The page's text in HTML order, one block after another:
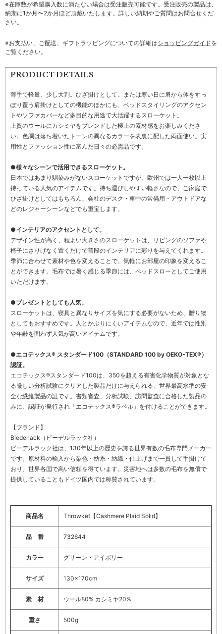
※在庫数が希望購入数に満たない場合は受注販売可能です。受注販売の製品は、
納期に1か月〜2か月ほど頂戴いたします。詳しい納期やご質問はお問合せくだ
さい。
※お支払い、ご配送、ギフトラッピングについての詳細はショッピングガイドを
ご覧ください。
PRODUCT DETAILS
薄手で軽量、少し大判。ひざ掛けとして。または寒い日に肩から体をすっ
ぽり覆う肩掛けとしての機能のほかにも、ベッドスタイリングのアクセン
トやソファカバーなど多目的な用途で大活躍するスローケット。
上質のウールにカシミヤをブレンドした極上の素材感をお楽しみくださ
い。色調は落ち着いたトーンの異なるカラーを表裏に配した両面使い。実
用性とファッション性に富んだ日々の必需品です。
●様々なシーンで活用できるスローケット。
日本ではあまり馴染みがないスローケットですが、欧州では一人一枚以上
持っている人気のアイテムです。持ち運びしやすい軽さなので、ご家庭で
ひざ掛けとしてはもちろん、会社のデスク・車中の常備用・アウトドアな
どのレジャーシーンなどでも重宝します。
●インテリアのアクセントとして。
デザイン性が高く、程よい大きさのスローケットは、リビングのソファや
椅子にさりげなく置くだけで普段のインテリアに彩りを与えてくれます。
季節に合わせて素材や色を変えることで、気軽にお部屋の印象を変えるこ
とができます。毛布では暑く感じる季節には、ベッドスローとしてご使用
いただけます。
●プレゼントとしても人気。
スローケットは、寝具と異なりサイズを気にする必要がないため、贈り物
としてもおすすめです。人とかぶりにくいアイテムなので、近年では性別
や年齢を問わず人気が高いアイテムです。
●エコテックス® スタンダード100（STANDARD 100 by OEKO-TEX®）
認証。
エコテックス®スタンダード100は、350を超える有害化学物質が対象とな
る厳しい分析試験にクリアした製品だけに与えられる、世界最高水準の安
全な繊維製品の証です。書類審査、分析試験、訪問監査に合格した製品の
みに、認証が発行され「エコテックス®ラベル」を付けることができます。
【ブランド】
Biederlack（ビーデルラック社）
ビーデルラック社は、130年以上の歴史を誇る世界有数の毛布専門メーカー
です。原材料の輸入から染色・紡糸・紡織・仕上げまで一貫して手掛けて
おり、世界各国で高い信頼を得ています。災害地へは多数の毛布を無償で
提供していることもドイツ国内では称賛されています。
商品名 Throwket【Cashmere Plaid Solid】
品 番 732644
カラー グリーン・アイボリー
サイズ 130×170cm
素 材 ウール80% カシミヤ20%
重さ 500g